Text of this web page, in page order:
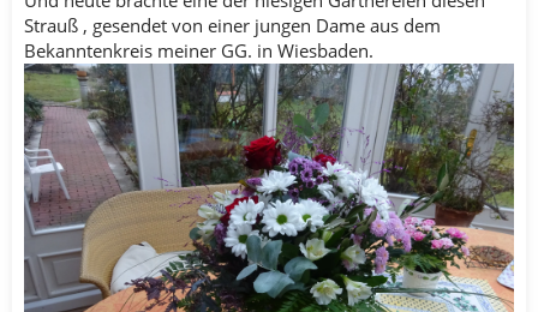
Strauß , gesendet von einer jungen Dame aus dem
Bekanntenkreis meiner GG. in Wiesbaden.